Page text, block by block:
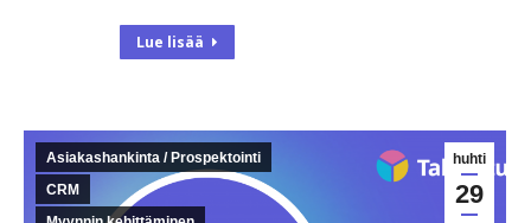
Lue lisää
huhti
29
Asiakashankinta / Prospektointi
CRM